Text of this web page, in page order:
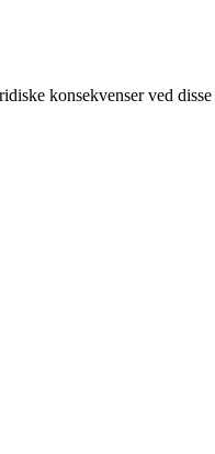
konsekvenser ved